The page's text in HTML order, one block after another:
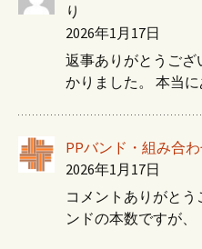
り
2026年1月17日
返事ありがとうござ
かりました。 本当
PPバンド・組み合
2026年1月17日
コメントありがと
ンドの本数ですが